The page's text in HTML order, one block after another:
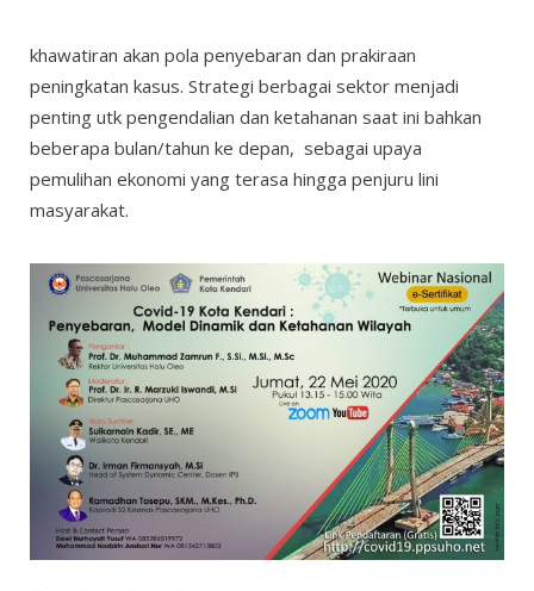
khawatiran akan pola penyebaran dan prakiraan
peningkatan kasus. Strategi berbagai sektor menjadi
penting utk pengendalian dan ketahanan saat ini bahkan
beberapa bulan/tahun ke depan, sebagai upaya
pemulihan ekonomi yang terasa hingga penjuru lini
masyarakat.